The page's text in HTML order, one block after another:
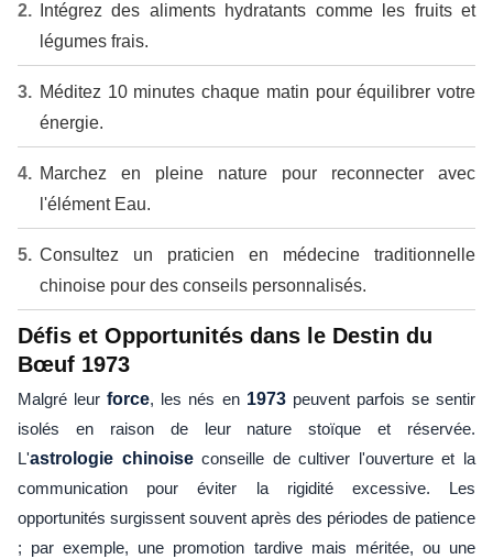
Intégrez des aliments hydratants comme les fruits et
légumes frais.
Méditez 10 minutes chaque matin pour équilibrer votre
énergie.
Marchez en pleine nature pour reconnecter avec
l'élément Eau.
Consultez un praticien en médecine traditionnelle
chinoise pour des conseils personnalisés.
Défis et Opportunités dans le Destin du
Bœuf 1973
Malgré leurforce, les nés en 1973peuvent parfois se sentir
isolés en raison de leur nature stoïque et réservée.
L'astrologie chinoiseconseille de cultiver l'ouverture et la
communication pour éviter la rigidité excessive. Les
opportunités surgissent souvent après des périodes de patience
; par exemple, une promotion tardive mais méritée, ou une